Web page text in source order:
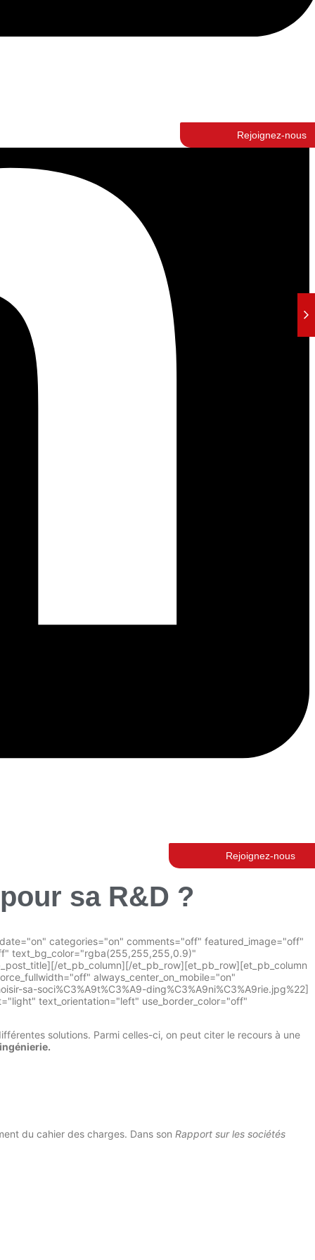
Rejoignez-nous
Rejoignez-nous
sa R&D ?
categories="on" comments="off" featured_image="off"
text_bg_color="rgba(255,255,255,0.9)"
et_pb_column][/et_pb_row][et_pb_row][et_pb_column
always_center_on_mobile="on"
sa-soci%C3%A9t%C3%A9-ding%C3%A9ni%C3%A9rie.jpg%22]
text_orientation="left" use_border_color="off"
solutions. Parmi celles-ci, on peut citer le recours à une
du cahier des charges. Dans son Rapport sur les sociétés